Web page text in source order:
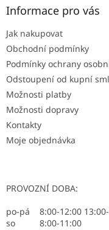
Informace pro vás
Jak nakupovat
Obchodní podmínky
Podmínky ochrany
Odstoupení od kupní
Možnosti platby
Možnosti dopravy
Kontakty
Moje objednávka
PROVOZNÍ DOBA:
po-pá 8:00-12:00
so 8:00-11:00